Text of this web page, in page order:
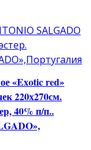
«Exotic red»
220х270см.
40% п/п..